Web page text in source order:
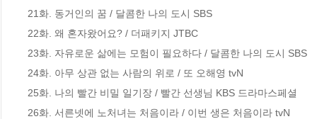
21화. 동거인의 꿈 / 달콤한 나의 도시 SBS
22화. 왜 혼자왔어요? / 더패키지 JTBC
23화. 자유로운 삶에는 모험이 필요하다 / 달콤한 나의 도시 SBS
24화. 아무 상관 없는 사람의 위로 / 또 오해영 tvN
25화. 나의 빨간 비밀 일기장 / 빨간 선생님 KBS 드라마스페셜
26화. 서른넷에 노처녀는 처음이라 / 이번 생은 처음이라 tvN